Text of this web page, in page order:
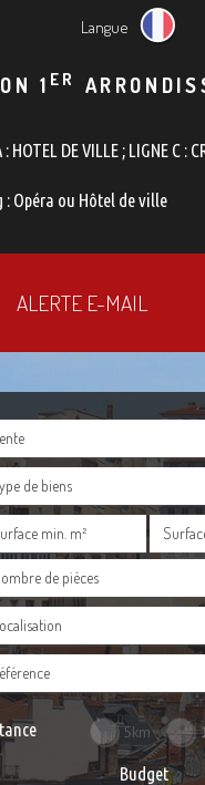
Langue
1 ER
: HOTEL DE VILLE ; LIGNE C :
: Opéra ou Hôtel de ville
ALERTE E-MAIL
de biens
de pièces
5km
Budget